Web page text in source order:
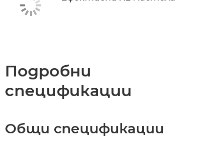
Подробни
спецификации
Общи спецификации